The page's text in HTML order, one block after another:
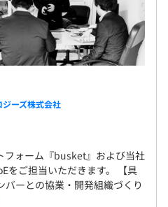
ーズ株式会社
フォーム『busket』および当社
をご担当いただきます。 【具
ーとの協業・開発組織づくり